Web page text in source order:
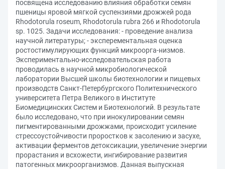
посвящена исследованию влияния обработки семян
пшеницы яровой мягкой суспензиями дрожжей рода
Rhodotorula roseum, Rhodotorula rubra 266 и Rhodotorula
sp. 1025. Задачи исследования: - проведение анализа
научной литературы; - эксперементальная оценка
ростостимулирующих функций микроорга-низмов.
Экспериментально-исследовательская работа
проводилась в научной микробиологической
лаборатории Высшей школы биотехнологии и пищевых
производств Санкт-Петербургского Политехнического
университета Петра Великого в Институте
Биомедицинских Систем и Биотехнологий. В результате
было исследовано, что при инокулировании семян
пигментированными дрожжами, происходит усиление
стрессоустойчивости проростков к засолению и засухе,
активации ферментов детоксикации, увеличение энергии
прорастания и всхожести, ингибирование развития
патогенных микроорганизмов. Данная выпускная